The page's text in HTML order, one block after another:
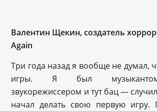
Валентин Щекин, создатель
Again
Три года назад я вообще не думал,
игры. Я был
звукорежиссером и тут бац —
начал делать свою первую игру.